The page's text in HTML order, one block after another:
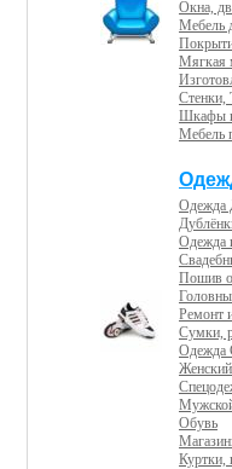
Окна,
Мебель
Мягкая
Стенки,
Шкафы
Мебель
Одежда
Одежда
Пошив
Ремонт
Сумки,
Одежда
Обувь
Куртки,